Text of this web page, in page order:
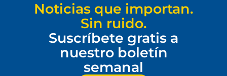
Noticias que importan.
Sin ruido.
Suscríbete gratis a
nuestro boletín
semanal